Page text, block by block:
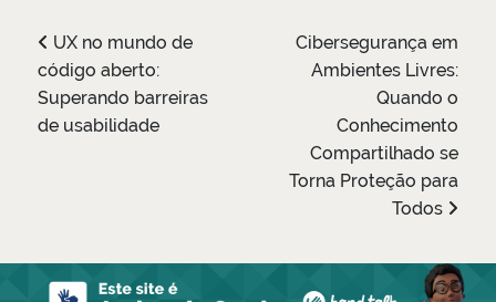
UX no mundo de
código aberto:
Superando barreiras
de usabilidade
Cibersegurança em
Ambientes Livres:
Quando o
Conhecimento
Compartilhado se
Torna Proteção para
Todos